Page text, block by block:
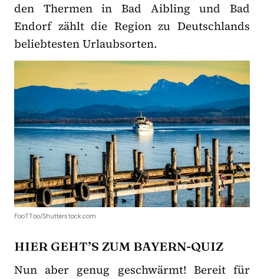
den Thermen in Bad Aibling und Bad
Endorf zählt die Region zu Deutschlands
beliebtesten Urlaubsorten.
FooTToo/Shutterstock.com
HIER GEHT’S ZUM BAYERN-QUIZ
Nun aber genug geschwärmt! Bereit für